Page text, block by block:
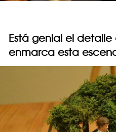
Está genial el
enmarca esta